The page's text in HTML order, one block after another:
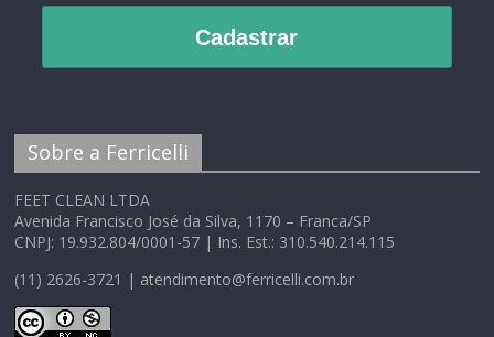
Cadastrar
Sobre a Ferricelli
FEET CLEAN LTDA
Avenida Francisco José da Silva, 1170 – Franca/SP
CNPJ: 19.932.804/0001-57 | Ins. Est.: 310.540.214.115
(11) 2626-3721 | atendimento@ferricelli.com.br